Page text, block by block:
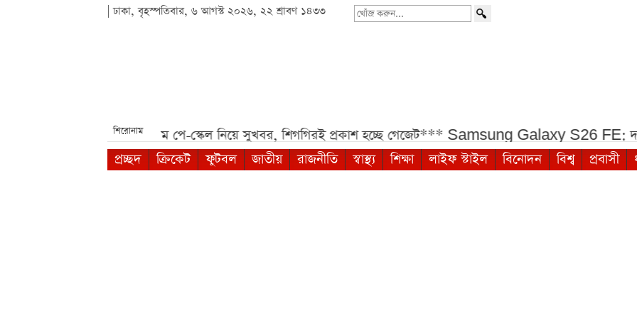
| ঢাকা, বৃহস্পতিবার, ৬ আগস্ট ২০২৬, ২২ শ্রাবণ ১৪৩৩
খোঁজ
শিরোনাম
নবম পে-স্কেল নিয়ে সুখবর, শিগগিরই প্রকাশ হচ্ছে গেজেট*** Samsung Galaxy S26 FE: দাম ও
প্রচ্ছদ
ক্রিকেট ফুটবল জাতীয় রাজনীতি স্বাস্থ্য শিক্ষা লাইফ স্টাইল বিনোদন বিশ্ব প্রবাসী